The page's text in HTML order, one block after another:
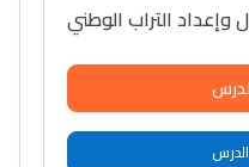
التراب الوطني